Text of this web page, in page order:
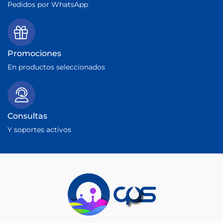
Pedidos por WhatsApp
Promociones
En productos seleccionados
Consultas
Y soportes activos